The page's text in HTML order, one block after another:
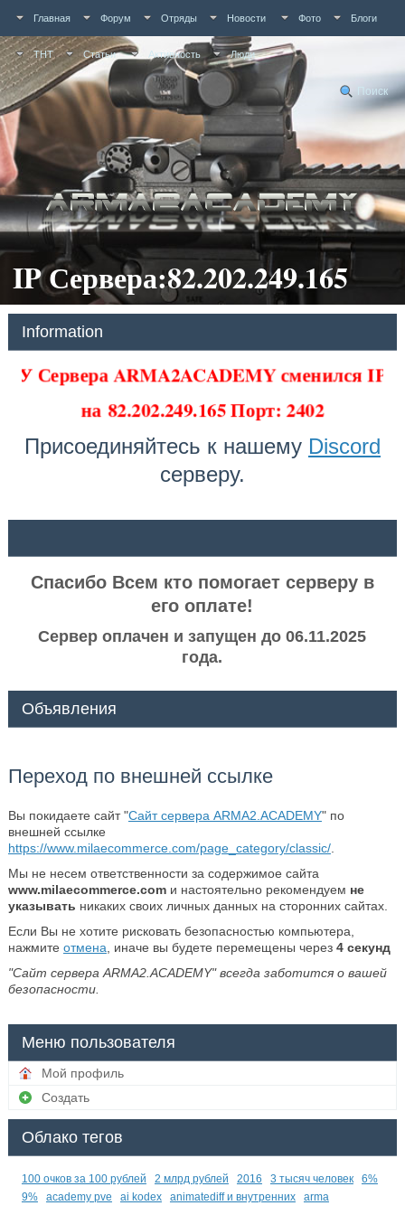
Главная Форум Отряды Новости Фото Блоги
ТНТ Статьи Активность Люди
Поиск
IP Сервера:82.202.249.165
Information
У Сервера ARMA2ACADEMY сменился IP
на82.202.249.165 Порт: 2402
Присоединяйтесь к нашему Discord
серверу.
Спасибо Всем кто помогает серверу в
его оплате!
Сервер оплачен и запущен до 06.11.2025
года.
Объявления
Переход по внешней ссылке
Вы покидаете сайт "Сайт сервера ARMA2.ACADEMY" по
внешней ссылке
https://www.milaecommerce.com/page_category/classic/.
Мы не несем ответственности за содержимое сайта
www.milaecommerce.comи настоятельно рекомендуем не
указывать никаких своих личных данных на сторонних сайтах.
Если Вы не хотите рисковать безопасностью компьютера,
нажмите отмена , иначе вы будете перемещены через 4секунд
"Сайт сервера ARMA2.ACADEMY" всегда заботится о вашей
безопасности.
Меню пользователя
Мой профиль
Создать
Облако тегов
100 очков за 100 рублей 2 млрд рублей 2016 3 тысяч человек
6%
9%
academy pve ai kodex animatediff и внутренних arma